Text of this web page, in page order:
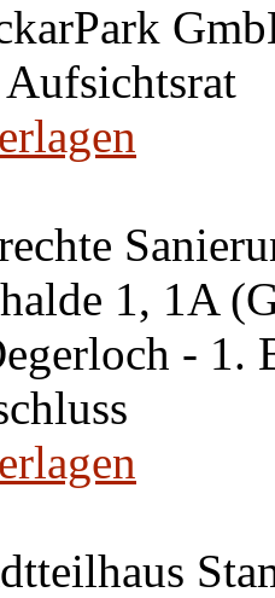
1, 1A
- 1.